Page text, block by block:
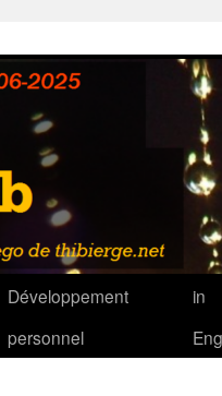
Développement
personnel
in